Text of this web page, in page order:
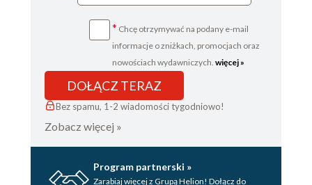
* Chcę otrzymywać na podany e-mail
informacje o zniżkach, promocjach oraz
nowościach wydawniczych. więcej »
DOŁĄCZ TERAZ
Bez spamu, 1-2 wiadomości tygodniowo!
Zobacz więcej »
Program partnerski »
Zarabiaj więcej z Grupą Helion! Dołącz do